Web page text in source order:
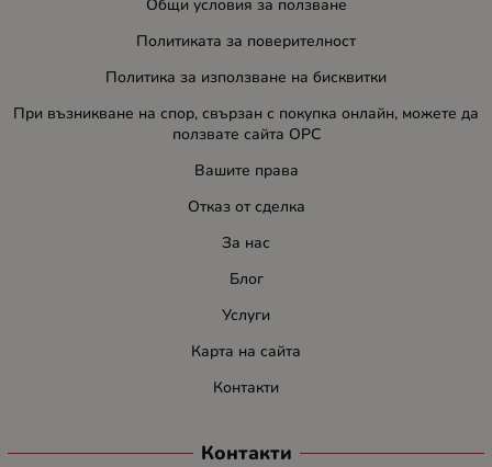
Общи условия за ползване
Политиката за поверителност
Политика за използване на бисквитки
При възникване на спор, свързан с покупка онлайн, можете да
ползвате сайта ОРС
Вашите права
Отказ от сделка
За нас
Блог
Услуги
Карта на сайта
Контакти
Контакти